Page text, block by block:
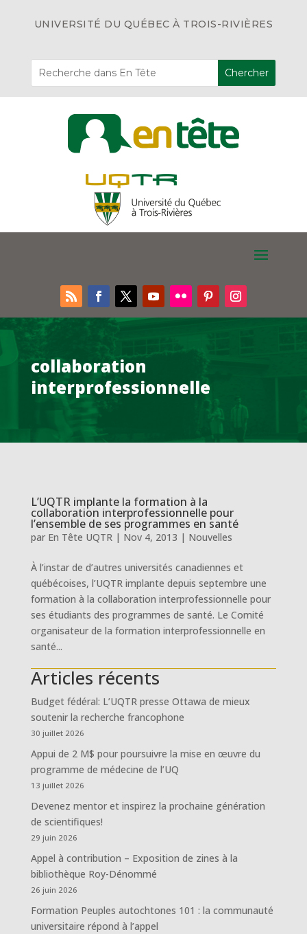
UNIVERSITÉ DU QUÉBEC À TROIS-RIVIÈRES
collaboration
interprofessionnelle
L’UQTR implante la formation à la
collaboration interprofessionnelle pour
l’ensemble de ses programmes en santé
par En Tête UQTR| Nov 4, 2013 | Nouvelles
À l’instar de d’autres universités canadiennes et
québécoises, l’UQTR implante depuis septembre une
formation à la collaboration interprofessionnelle pour
ses étudiants des programmes de santé. Le Comité
organisateur de la formation interprofessionnelle en
santé...
Articles récents
Budget fédéral: L’UQTR presse Ottawa de mieux
soutenir la recherche francophone
30 juillet 2026
Appui de 2 M$ pour poursuivre la mise en œuvre du
programme de médecine de l’UQ
13 juillet 2026
Devenez mentor et inspirez la prochaine génération
de scientifiques!
29 juin 2026
Appel à contribution – Exposition de zines à la
bibliothèque Roy-Dénommé
26 juin 2026
Formation Peuples autochtones 101 : la communauté
universitaire répond à l’appel